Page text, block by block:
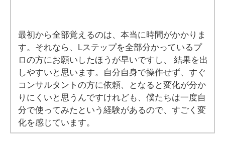
最初から全部覚えるのは、本当に時間がかかりま
す。それなら、Lステップを全部分かっているプ
ロの方にお願いしたほうが早いですし、 結果を出
しやすいと思います。自分自身で操作せず、すぐ
コンサルタントの方に依頼、となると変化が分か
りにくいと思うんですけれども、僕たちは一度自
分で使ってみたという経験があるので、すごく変
化を感じています。